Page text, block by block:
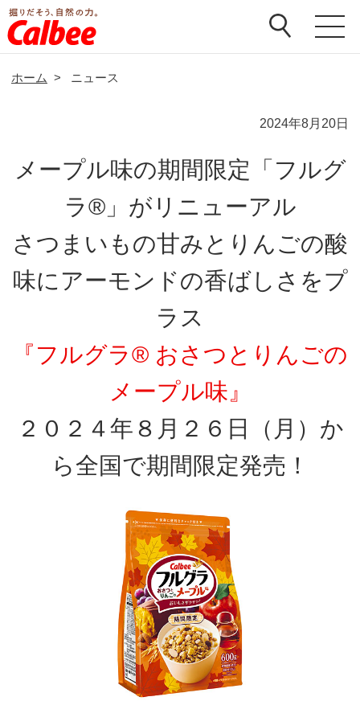
ホーム > ニュース
2024年8月20日
メープル味の期間限定「フルグ
ラ®」がリニューアル
さつまいもの甘みとりんごの酸
味にアーモンドの香ばしさをプ
ラス
『フルグラ® おさつとりんごの
メープル味』
２０２４年８月２６日（月）か
ら全国で期間限定発売！